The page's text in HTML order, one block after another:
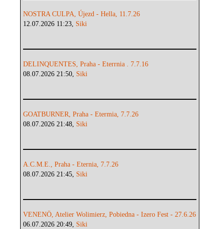
NOSTRA CULPA, Újezd - Hella, 11.7.26
12.07.2026 11:23, Siki
DELINQUENTES, Praha - Eterrnia . 7.7.16
08.07.2026 21:50, Siki
GOATBURNER, Praha - Etermia, 7.7.26
08.07.2026 21:48, Siki
A.C.M.E., Praha - Eternia, 7.7.26
08.07.2026 21:45, Siki
VENENÖ, Atelier Wolimierz, Pobiedna - Izero Fest - 27.6.26
06.07.2026 20:49, Siki